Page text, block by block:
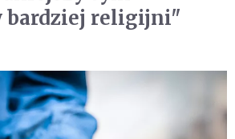
bardziej religijni"